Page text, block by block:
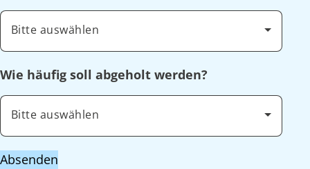
Bitte auswählen
Wie häufig soll abgeholt werden?
Bitte auswählen
Absenden